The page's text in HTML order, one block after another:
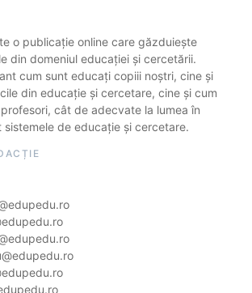
o publicație online care găzduiește
din domeniul educației și cercetării.
cum sunt educați copiii noștri, cine și
din educație și cercetare, cine și cum
cât de adecvate la lumea în
sistemele de educație și cercetare.